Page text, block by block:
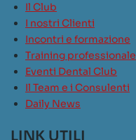
Il Club
I nostri Clienti
Incontri e formazione
Training professionale
Eventi Dental Club
Il Team e i Consulenti
Daily News
LINK UTILI